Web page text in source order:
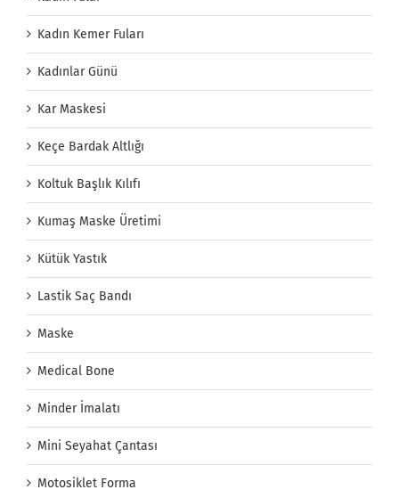
Kadın Kemer Fuları
Kadınlar Günü
Kar Maskesi
Keçe Bardak Altlığı
Koltuk Başlık Kılıfı
Kumaş Maske Üretimi
Kütük Yastık
Lastik Saç Bandı
Maske
Medical Bone
Minder İmalatı
Mini Seyahat Çantası
Motosiklet Forma